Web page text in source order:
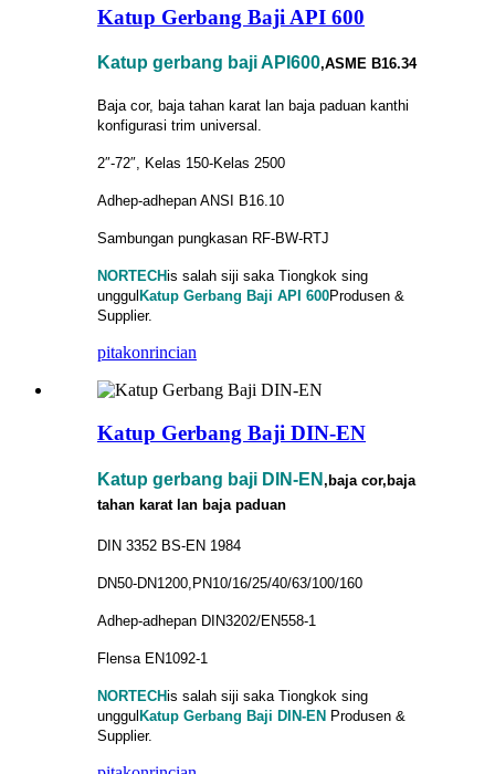
Katup Gerbang Baji API 600
Katup gerbang baji API600,ASME B16.34
Baja cor, baja tahan karat lan baja paduan kanthi
konfigurasi trim universal.
2″-72″, Kelas 150-Kelas 2500
Adhep-adhepan ANSI B16.10
Sambungan pungkasan RF-BW-RTJ
NORTECHis salah siji saka Tiongkok sing
unggul Katup Gerbang Baji API 600Produsen &
Supplier.
pitakonrincian
Katup Gerbang Baji DIN-EN
Katup gerbang baji DIN-EN ,baja cor,baja
tahan karat lan baja paduan
DIN 3352 BS-EN 1984
DN50-DN1200,PN10/16/25/40/63/100/160
Adhep-adhepan DIN3202/EN558-1
Flensa EN1092-1
NORTECHis salah siji saka Tiongkok sing
unggul Katup Gerbang Baji DIN-EN Produsen &
Supplier.